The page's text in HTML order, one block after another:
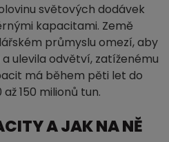
světových dodávek
kapacitami. Země
průmyslu omezí, aby
ulevila odvětví, zatíženému
má během pěti let do
150 milionů tun.
A JAK NA NĚ